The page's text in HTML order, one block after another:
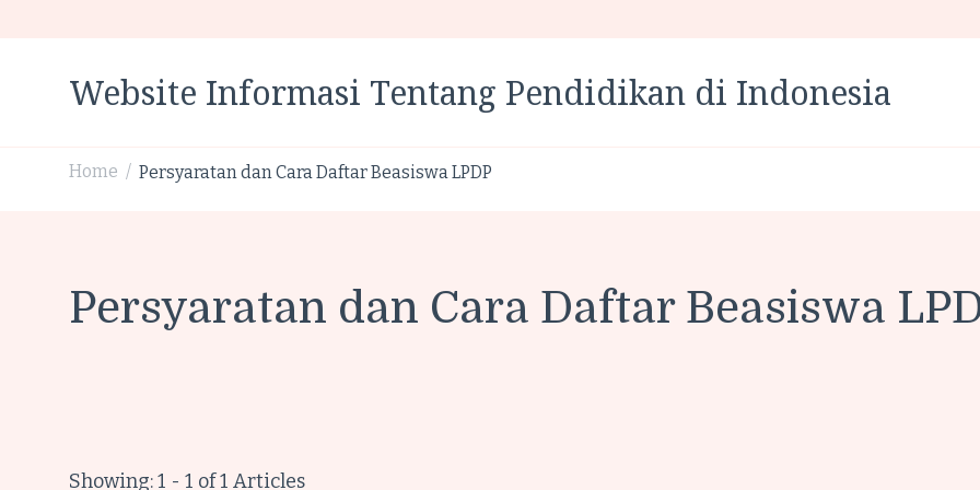
Website Informasi Tentang Pendidikan di Indonesia
Home / Persyaratan dan Cara Daftar Beasiswa LPDP
Persyaratan dan Cara Daftar Beasiswa
Showing: 1 - 1 of 1 Articles